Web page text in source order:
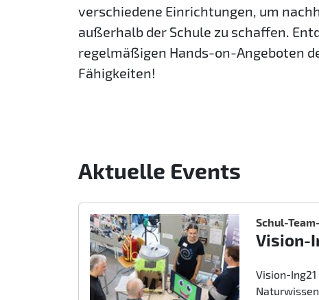
verschiedene Einrichtungen, um
außerhalb der Schule zu schaffen.
regelmäßigen Hands-on-Angeboten
Fähigkeiten!
Aktuelle Events
Schul-
Vision-
Vision-